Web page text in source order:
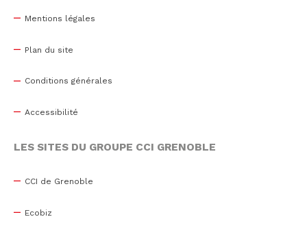
Mentions légales
Plan du site
Conditions générales
Accessibilité
LES SITES DU GROUPE CCI GRENOBLE
CCI de Grenoble
Ecobiz